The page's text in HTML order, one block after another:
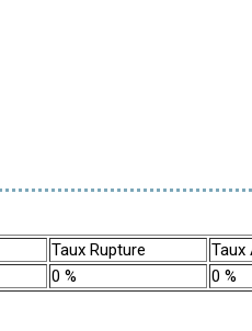
Taux Rupture Taux
0 % 0 %